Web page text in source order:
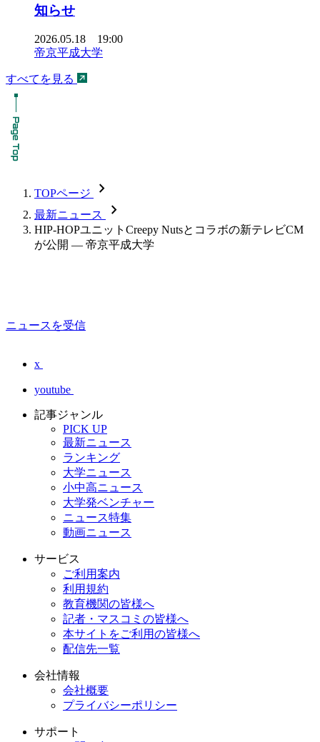
知らせ
2026.05.18 19:00
帝京平成大学
すべてを見る
TOPページ chevron_forward
最新ニュース chevron_forward
HIP-HOPユニットCreepy Nutsとコラボの新テレビCM
が公開 — 帝京平成大学
ニュースを受信
x
youtube
記事ジャンル
PICK UP
最新ニュース
ランキング
大学ニュース
小中高ニュース
大学発ベンチャー
ニュース特集
動画ニュース
サービス
ご利用案内
利用規約
教育機関の皆様へ
記者・マスコミの皆様へ
本サイトをご利用の皆様へ
配信先一覧
会社情報
会社概要
プライバシーポリシー
サポート